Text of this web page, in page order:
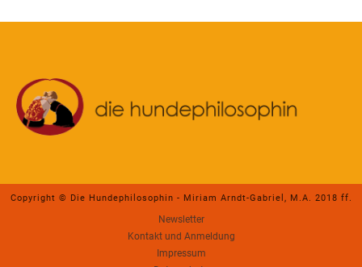
Copyright © Die Hundephilosophin - Miriam Arndt-Gabriel, M.A. 2018 ff.
Newsletter
Kontakt und Anmeldung
Impressum